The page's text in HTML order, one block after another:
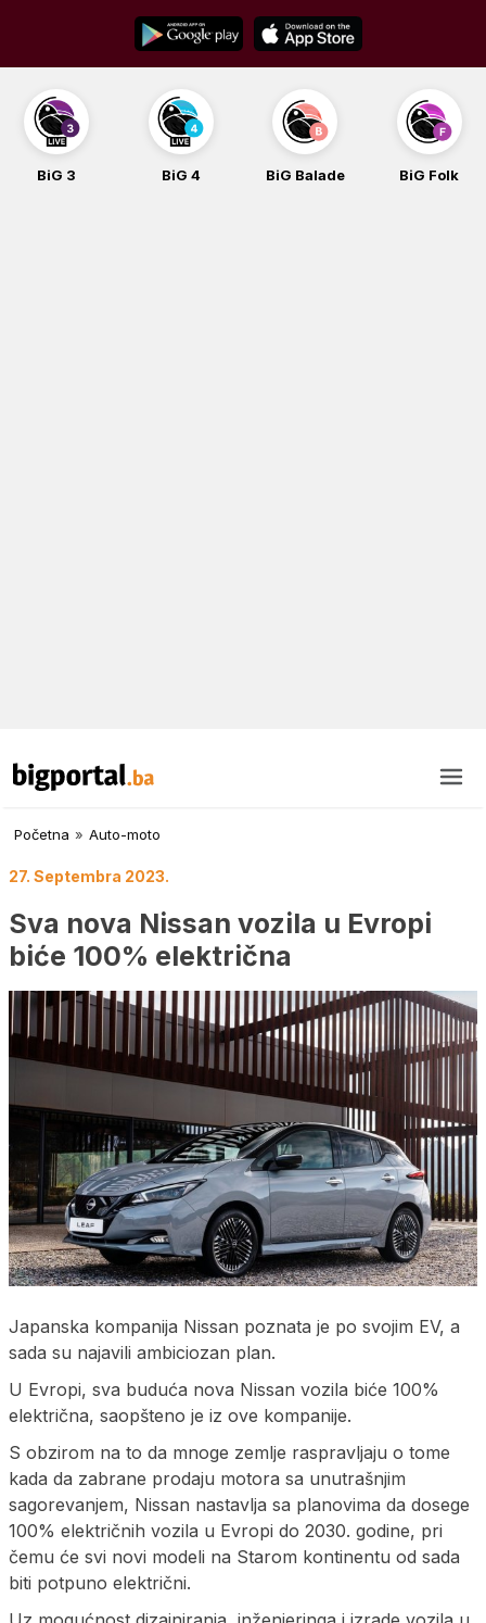
content
BiG 3 BiG 4 BiG Balade BiG Folk
Početna » Auto-moto
27. Septembra 2023.
Sva nova Nissan vozila u Evropi
biće 100% električna
Japanska kompanija Nissan poznata je po svojim EV, a
sada su najavili ambiciozan plan.
U Evropi, sva buduća nova Nissan vozila biće 100%
električna, saopšteno je iz ove kompanije.
S obzirom na to da mnoge zemlje raspravljaju o tome
kada da zabrane prodaju motora sa unutrašnjim
sagorevanjem, Nissan nastavlja sa planovima da dosege
100% električnih vozila u Evropi do 2030. godine, pri
čemu će svi novi modeli na Starom kontinentu od sada
biti potpuno električni.